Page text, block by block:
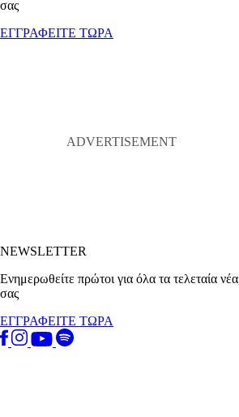
σας
ΕΓΓΡΑΦΕΙΤΕ ΤΩΡΑ
NEWSLETTER
Ενημερωθείτε πρώτοι για όλα τα τελεταία
σας
ΕΓΓΡΑΦΕΙΤΕ ΤΩΡΑ